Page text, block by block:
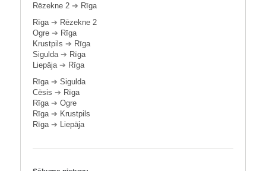
Rēzekne 2 ➔ Rīga
Rīga➔ Rēzekne 2
Ogre ➔ Rīga
Krustpils ➔ Rīga
Sigulda➔ Rīga
Liepāja➔ Rīga
Rīga➔ Sigulda
Cēsis ➔ Rīga
Rīga➔ Ogre
Rīga➔ Krustpils
Rīga➔ Liepāja